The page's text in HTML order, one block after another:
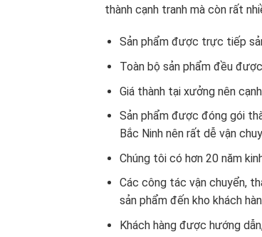
thành cạnh tranh mà còn rất
Sản phẩm được trực tiếp
Toàn bộ sản phẩm đều
Giá thành tại xưởng nên
Sản phẩm được đóng gói
Bắc Ninh nên rất dễ vận
Chúng tôi có hơn 20 năm
Các công tác vận chuyển,
sản phẩm đến kho khách
Khách hàng được hướng